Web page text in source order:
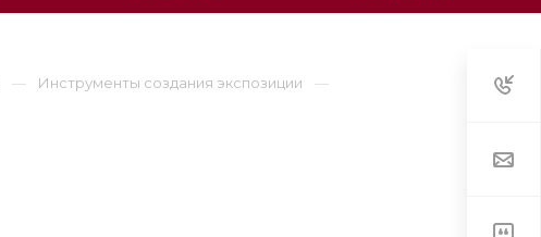
Инструменты создания экспозиции